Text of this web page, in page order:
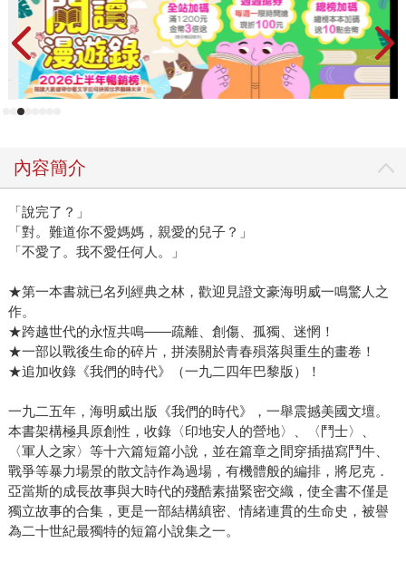
內容簡介
「說完了？」
「對。難道你不愛媽媽，親愛的兒子？」
「不愛了。我不愛任何人。」
★第一本書就已名列經典之林，歡迎見證文豪海明威一鳴驚人之
作。
★跨越世代的永恆共鳴——疏離、創傷、孤獨、迷惘！
★一部以戰後生命的碎片，拼湊關於青春殞落與重生的畫卷！
★追加收錄《我們的時代》（一九二四年巴黎版）！
一九二五年，海明威出版《我們的時代》，一舉震撼美國文壇。
本書架構極具原創性，收錄〈印地安人的營地〉、〈鬥士〉、
〈軍人之家〉等十六篇短篇小說，並在篇章之間穿插描寫鬥牛、
戰爭等暴力場景的散文詩作為過場，有機體般的編排，將尼克．
亞當斯的成長故事與大時代的殘酷素描緊密交織，使全書不僅是
獨立故事的合集，更是一部結構縝密、情緒連貫的生命史，被譽
為二十世紀最獨特的短篇小說集之一。